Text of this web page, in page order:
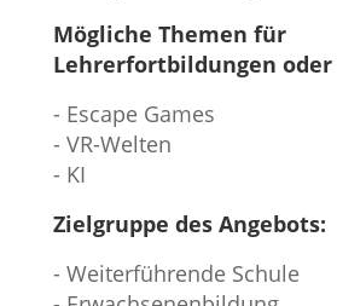
Mögliche Themen für
Lehrerfortbildungen oder
- Escape Games
- VR-Welten
- KI
Zielgruppe des Angebots:
- Weiterführende Schule